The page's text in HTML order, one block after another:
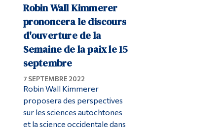
Robin Wall Kimmerer
prononcera le discours
d'ouverture de la
Semaine de la paix le 15
septembre
7 SEPTEMBRE 2022
Robin Wall Kimmerer
proposera des perspectives
sur les sciences autochtones
et la science occidentale dans